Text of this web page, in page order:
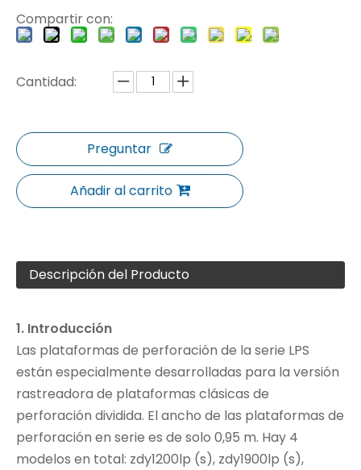
Compartir con:
Cantidad:
Preguntar
Añadir al carrito
Descripción del Producto
1. Introducción
Las plataformas de perforación de la serie LPS
están especialmente desarrolladas para la versión
rastreadora de plataformas clásicas de
perforación dividida. El ancho de las plataformas de
perforación en serie es de solo 0,95 m. Hay 4
modelos en total: zdy1200lp (s), zdy1900lp (s),